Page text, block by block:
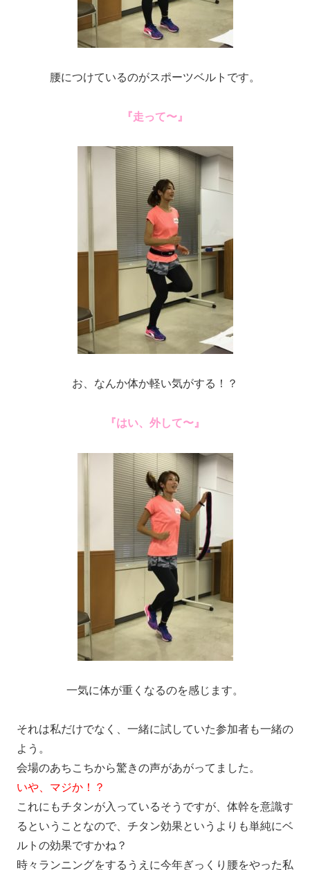
腰につけているのがスポーツベルトです。
『走って〜』
お、なんか体か軽い気がする！？
『はい、外して〜』
一気に体が重くなるのを感じます。
それは私だけでなく、一緒に試していた参加者も一緒の
よう。
会場のあちこちから驚きの声があがってました。
いや、マジか！？
これにもチタンが入っているそうですが、体幹を意識す
るということなので、チタン効果というよりも単純にベ
ルトの効果ですかね？
時々ランニングをするうえに今年ぎっくり腰をやった私